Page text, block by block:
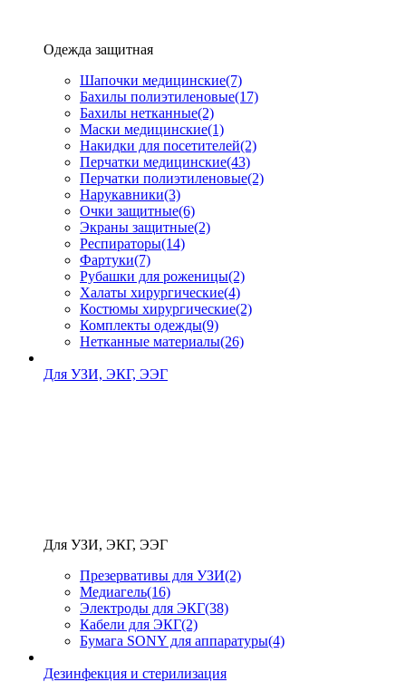
Одежда защитная
Шапочки медицинские(7)
Бахилы полиэтиленовые(17)
Бахилы нетканные(2)
Маски медицинские(1)
Накидки для посетителей(2)
Перчатки медицинские(43)
Перчатки полиэтиленовые(2)
Нарукавники(3)
Очки защитные(6)
Экраны защитные(2)
Рeспираторы(14)
Фартуки(7)
Рубашки для роженицы(2)
Халаты хирургические(4)
Костюмы хирургические(2)
Комплекты одежды(9)
Нетканные материалы(26)
Для УЗИ, ЭКГ, ЭЭГ
Для УЗИ, ЭКГ, ЭЭГ
Презервативы для УЗИ(2)
Медиагель(16)
Электроды для ЭКГ(38)
Кабели для ЭКГ(2)
Бумага SONY для аппаратуры(4)
Дезинфекция и стерилизация